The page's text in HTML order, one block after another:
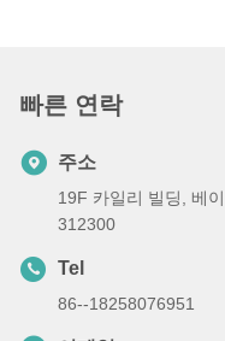
빠른 연락
주소
19F 카일리 빌딩, 베
312300
Tel
86--18258076951